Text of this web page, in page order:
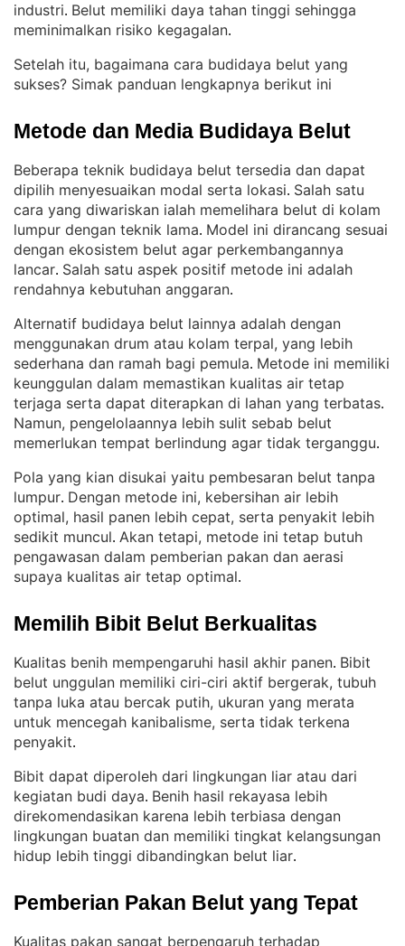
industri. Belut memiliki daya tahan tinggi sehingga
meminimalkan risiko kegagalan.
Setelah itu, bagaimana cara budidaya belut yang
sukses? Simak panduan lengkapnya berikut ini
Metode dan Media Budidaya Belut
Beberapa teknik budidaya belut tersedia dan dapat
dipilih menyesuaikan modal serta lokasi. Salah satu
cara yang diwariskan ialah memelihara belut di kolam
lumpur dengan teknik lama. Model ini dirancang sesuai
dengan ekosistem belut agar perkembangannya
lancar. Salah satu aspek positif metode ini adalah
rendahnya kebutuhan anggaran.
Alternatif budidaya belut lainnya adalah dengan
menggunakan drum atau kolam terpal, yang lebih
sederhana dan ramah bagi pemula. Metode ini memiliki
keunggulan dalam memastikan kualitas air tetap
terjaga serta dapat diterapkan di lahan yang terbatas
Namun, pengelolaannya lebih sulit sebab belut
memerlukan tempat berlindung agar tidak terganggu.
Pola yang kian disukai yaitu pembesaran belut tanpa
lumpur. Dengan metode ini, kebersihan air lebih
optimal, hasil panen lebih cepat, serta penyakit lebih
sedikit muncul. Akan tetapi, metode ini tetap butuh
pengawasan dalam pemberian pakan dan aerasi
supaya kualitas air tetap optimal.
Memilih Bibit Belut Berkualitas
Kualitas benih mempengaruhi hasil akhir panen. Bibit
belut unggulan memiliki ciri-ciri aktif bergerak, tubuh
tanpa luka atau bercak putih, ukuran yang merata
untuk mencegah kanibalisme, serta tidak terkena
penyakit.
Bibit dapat diperoleh dari lingkungan liar atau dari
kegiatan budi daya. Benih hasil rekayasa lebih
direkomendasikan karena lebih terbiasa dengan
lingkungan buatan dan memiliki tingkat kelangsungan
hidup lebih tinggi dibandingkan belut liar.
Pemberian Pakan Belut yang Tepat
Kualitas pakan sangat berpengaruh terhadap